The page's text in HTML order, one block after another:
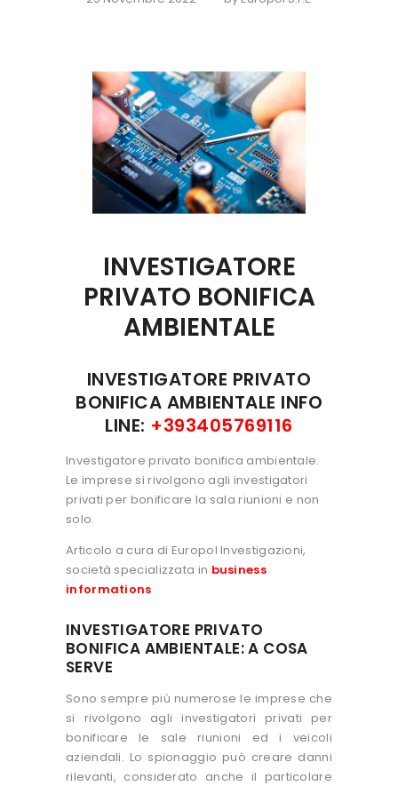
INVESTIGATORE
PRIVATO BONIFICA
AMBIENTALE
INVESTIGATORE PRIVATO
BONIFICA AMBIENTALE INFO
LINE: +393405769116
Investigatore privato bonifica ambientale.
Le imprese si rivolgono agli investigatori
privati per bonificare la sala riunioni e non
solo.
Articolo a cura di Europol Investigazioni,
società specializzata in business
informations
INVESTIGATORE PRIVATO
BONIFICA AMBIENTALE: A COSA
SERVE
Sono sempre più numerose le imprese che
si rivolgono agli investigatori privati per
bonificare le sale riunioni ed i veicoli
aziendali. Lo spionaggio può creare danni
rilevanti, considerato anche il particolare